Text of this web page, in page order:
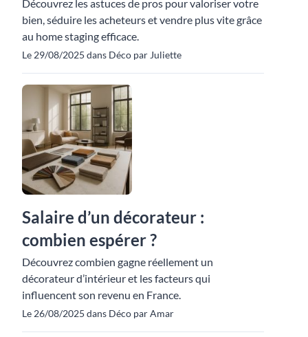
Découvrez les astuces de pros pour valoriser votre
bien, séduire les acheteurs et vendre plus vite grâce
au home staging efficace.
Le 29/08/2025 dans Déco par Juliette
Salaire d’un décorateur :
combien espérer ?
Découvrez combien gagne réellement un
décorateur d’intérieur et les facteurs qui
influencent son revenu en France.
Le 26/08/2025 dans Déco par Amar